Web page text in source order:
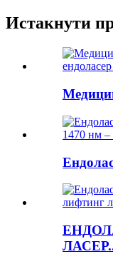
Истакнути